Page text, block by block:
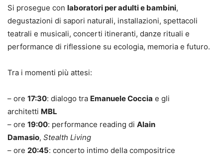
Si prosegue con laboratori per adulti e bambini,
degustazioni di sapori naturali, installazioni, spettacoli
teatrali e musicali, concerti itineranti, danze rituali e
performance di riflessione su ecologia, memoria e futuro.
Tra i momenti più attesi:
– ore 17:30: dialogo tra Emanuele Coccia e gli
architetti MBL
– ore 19:00: performance reading di Alain
Damasio, Stealth Living
– ore 20:45: concerto intimo della compositrice